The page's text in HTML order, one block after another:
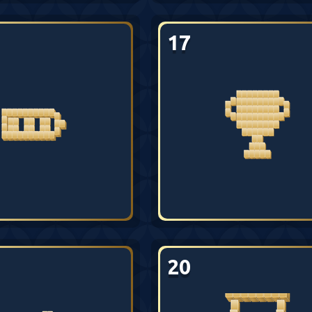
17
20